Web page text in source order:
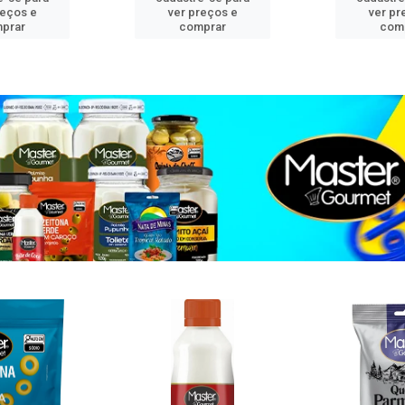
e
ver preços e
comprar
ver